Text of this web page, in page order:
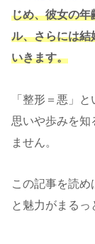
じめ、彼女の年
ル、さらには結
いきます。
「整形＝悪」
思いや歩みを知
ません。
この記事を読め
と魅力がまるっ